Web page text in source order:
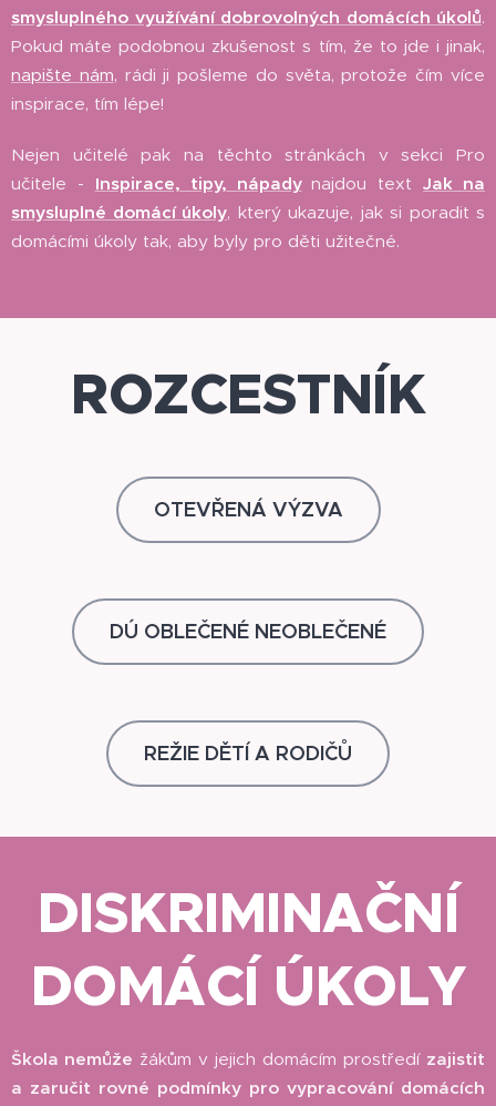
smysluplného využívání dobrovolných domácích úkolů.
Pokud máte podobnou zkušenost s tím, že to jde i jinak,
napište nám, rádi ji pošleme do světa, protože čím více
inspirace, tím lépe!
Nejen učitelé pak na těchto stránkách v sekci Pro
učitele - Inspirace, tipy, nápady najdou textJak na
smysluplné domácí úkoly, který ukazuje, jak si poradit s
domácími úkoly tak, aby byly pro děti užitečné.
ROZCESTNÍK
OTEVŘENÁ VÝZVA
DÚ OBLEČENÉ NEOBLEČENÉ
REŽIE DĚTÍ A RODIČŮ
DISKRIMINAČNÍ
DOMÁCÍ ÚKOLY
Škola nemůže žákům v jejich domácím prostředí zajistit
a zaručit rovné podmínky pro vypracování domácích